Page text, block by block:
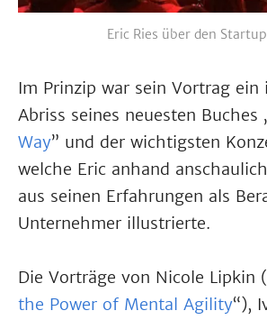
Eric Ries über den
Im Prinzip war sein Vortrag ein
Abriss seines neuesten Buches
Way” und der wichtigsten
welche Eric anhand
aus seinen Erfahrungen als
Unternehmer illustrierte.
Die Vorträge von Nicole Lipkin
the Power of Mental Agility“),